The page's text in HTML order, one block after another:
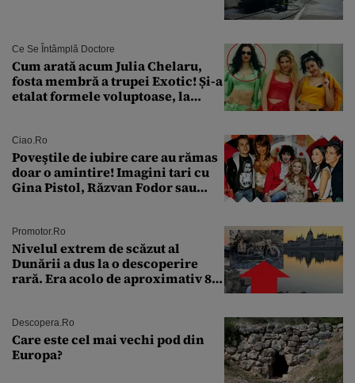
Ce Se Întâmplă Doctore
Cum arată acum Julia Chelaru,
fosta membră a trupei Exotic! Și-a
etalat formele voluptoase, la
Ciao.ro
Poveştile de iubire care au rămas
doar o amintire! Imagini tari cu
Gina Pistol, Răzvan Fodor sau
Promotor.ro
Nivelul extrem de scăzut al
Dunării a dus la o descoperire
rară. Era acolo de aproximativ 80
Descopera.ro
Care este cel mai vechi pod din
Europa?